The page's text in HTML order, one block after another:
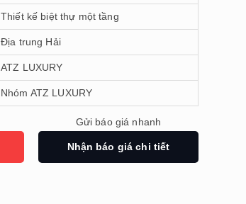
Thiết kế biệt thự một tầng
Địa trung Hải
ATZ LUXURY
Nhóm ATZ LUXURY
Gửi báo giá nhanh
Nhận báo giá chi tiết